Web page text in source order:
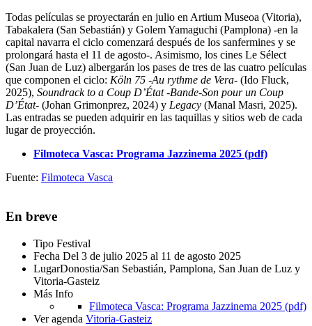
Todas películas se proyectarán en julio en Artium Museoa (Vitoria),
Tabakalera (San Sebastián) y Golem Yamaguchi (Pamplona) -en la
capital navarra el ciclo comenzará después de los sanfermines y se
prolongará hasta el 11 de agosto-. Asimismo, los cines Le Sélect
(San Juan de Luz) albergarán los pases de tres de las cuatro películas
que componen el ciclo: Köln 75 -Au rythme de Vera- (Ido Fluck,
2025), Soundrack to a Coup D’État-Bande-Son pour un Coup
D’État- (Johan Grimonprez, 2024) y Legacy (Manal Masri, 2025).
Las entradas se pueden adquirir en las taquillas y sitios web de cada
lugar de proyección.
Filmoteca Vasca: Programa Jazzinema 2025 (pdf)
Fuente: Filmoteca Vasca
En breve
Tipo Festival
Fecha Del 3 de julio 2025 al 11 de agosto 2025
LugarDonostia/San Sebastián, Pamplona, San Juan de Luz y
Vitoria-Gasteiz
Más Info
Filmoteca Vasca: Programa Jazzinema 2025 (pdf)
Ver agenda Vitoria-Gasteiz